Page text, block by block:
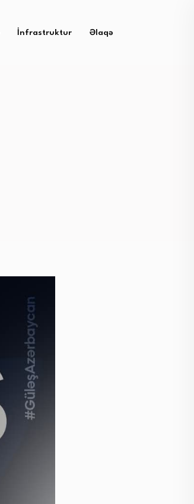
İnfrastruktur Əlaqə